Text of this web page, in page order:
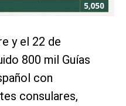
y el 22 de
800 mil Guías
con
consulares,